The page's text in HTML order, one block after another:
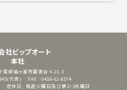
社ビップオート
本社
葉県袖ヶ浦市蔵波台 4-21-3
代表)
FAX : 0438-62-8574
定休日 : 毎週火曜日及び第2・3水曜日